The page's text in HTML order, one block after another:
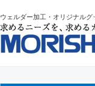
ウェルダー加工・オリジナル